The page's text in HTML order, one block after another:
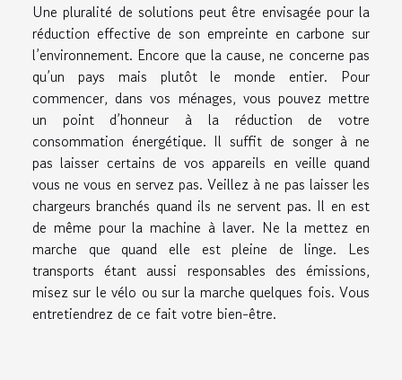
Une pluralité de solutions peut être envisagée pour la
réduction effective de son empreinte en carbone sur
l’environnement. Encore que la cause, ne concerne pas
qu’un pays mais plutôt le monde entier. Pour
commencer, dans vos ménages, vous pouvez mettre
un point d’honneur à la réduction de votre
consommation énergétique. Il suffit de songer à ne
pas laisser certains de vos appareils en veille quand
vous ne vous en servez pas. Veillez à ne pas laisser les
chargeurs branchés quand ils ne servent pas. Il en est
de même pour la machine à laver. Ne la mettez en
marche que quand elle est pleine de linge. Les
transports étant aussi responsables des émissions,
misez sur le vélo ou sur la marche quelques fois. Vous
entretiendrez de ce fait votre bien-être.